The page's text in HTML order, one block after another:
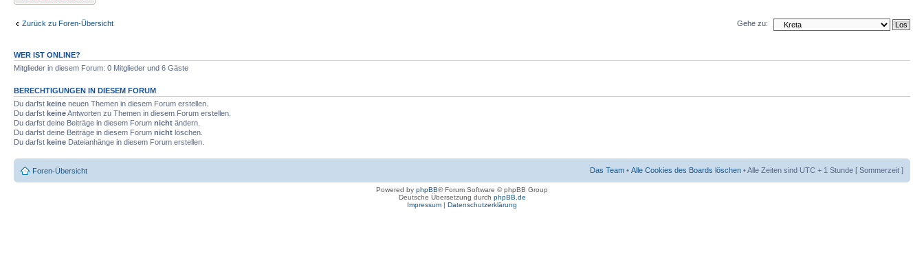
Zurück zu Foren-Übersicht Gehe zu:
WER IST ONLINE?
Mitglieder in diesem Forum: 0 Mitglieder und 6 Gäste
BERECHTIGUNGEN IN DIESEM FORUM
Du darfst keine neuen Themen in diesem Forum erstellen.
Du darfst keineAntworten zu Themen in diesem Forum erstellen.
Du darfst deine Beiträge in diesem Forum nicht ändern.
Du darfst deine Beiträge in diesem Forum nicht löschen.
Du darfst keine Dateianhänge in diesem Forum erstellen.
Foren-Übersicht Das Team • Alle Cookies des Boards löschen • Alle Zeiten sind UTC + 1 Stunde [ Sommerzeit ]
Powered by phpBB® Forum Software © phpBB Group
Deutsche Übersetzung durch phpBB.de
Impressum | Datenschutzerklärung